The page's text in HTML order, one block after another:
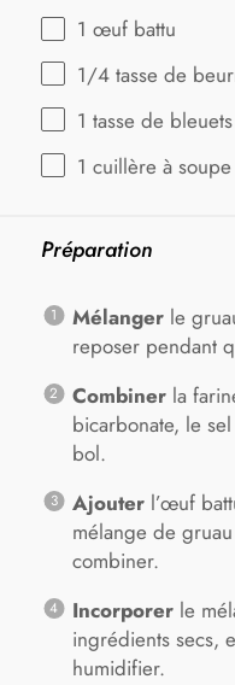
1 œuf battu
1/4 tasse de
1 tasse de
1 cuillère à
Préparation
Mélangerle
reposer pendant
Combinerla
bicarbonate, le
bol.
Ajouterl’œuf
mélange de
combiner.
Incorporerle
ingrédients secs,
humidifier.